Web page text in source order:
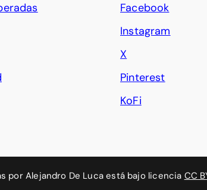
Facebook
Instagram
X
Pinterest
KoFi
por Alejandro De Luca está bajo licencia CC